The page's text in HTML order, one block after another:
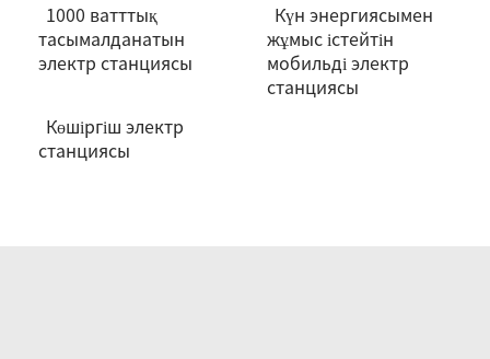
1000 ватттық
тасымалданатын
электр станциясы
Күн энергиясымен
жұмыс істейтін
мобильді электр
станциясы
Көшіргіш электр
станциясы